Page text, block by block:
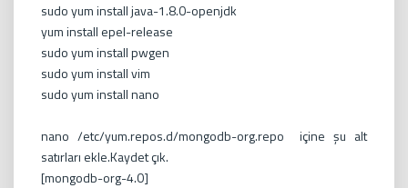
sudo yum install java-1.8.0-openjdk
yum install epel-release
sudo yum install pwgen
sudo yum install vim
sudo yum install nano
nano /etc/yum.repos.d/mongodb-org.repo içine şu alt
satırları ekle.Kaydet çık.
[mongodb-org-4.0]